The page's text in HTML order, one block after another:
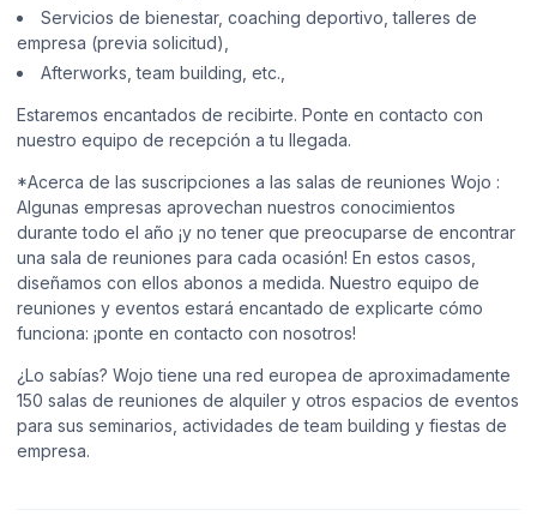
Servicios de bienestar, coaching deportivo, talleres de
empresa (previa solicitud),
Afterworks, team building, etc.,
Estaremos encantados de recibirte. Ponte en contacto con
nuestro equipo de recepción a tu llegada.
*Acerca de las suscripciones a las salas de reuniones Wojo :
Algunas empresas aprovechan nuestros conocimientos
durante todo el año ¡y no tener que preocuparse de encontrar
una sala de reuniones para cada ocasión! En estos casos,
diseñamos con ellos abonos a medida. Nuestro equipo de
reuniones y eventos estará encantado de explicarte cómo
funciona: ¡ponte en contacto con nosotros!
¿Lo sabías? Wojo tiene una red europea de aproximadamente
150 salas de reuniones de alquiler y otros espacios de eventos
para sus seminarios, actividades de team building y fiestas de
empresa.